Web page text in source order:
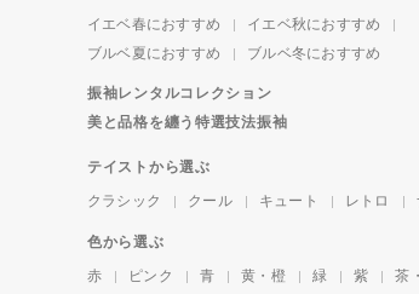
イエベ春におすすめ
イエベ秋におすすめ
ブルベ夏におすすめ
ブルベ冬におすすめ
振袖レンタルコレクション
美と品格を纏う特選技法振袖
テイストから選ぶ
クラシック
クール キュート レトロ
色から選ぶ
赤
ピンク 青 黄・橙 緑 紫 茶